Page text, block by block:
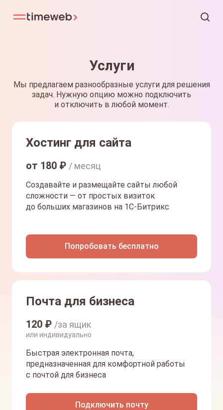
Услуги
Мы предлагаем разнообразные услуги для решения
задач. Нужную опцию можно подключить
и отключить в любой момент.
Хостинг для сайта
от 180 ₽ / месяц
Создавайте и размещайте сайты любой
сложности — от простых визиток
до больших магазинов на 1С-Битрикс
Попробовать бесплатно
Почта для бизнеса
120 ₽ /за ящик
или индивидуально
Быстрая электронная почта,
предназначенная для комфортной работы
с почтой для бизнеса
Подключить почту